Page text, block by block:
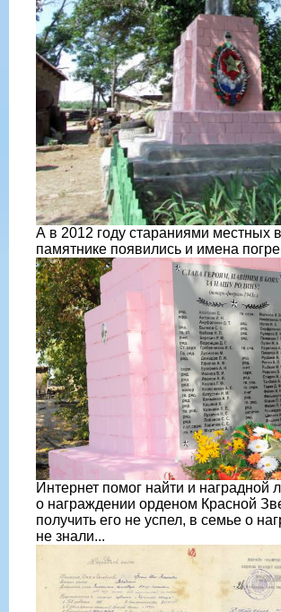
А в 2012 году стараниями местных
памятнике появились и имена
Интернет помог найти и наградной
о награждении орденом Красной
получить его не успел, в семье о
не знали...